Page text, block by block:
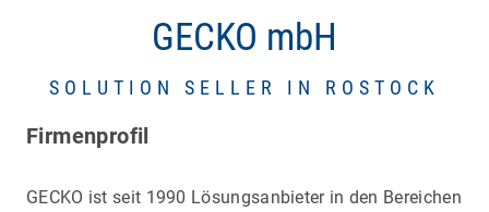
GECKO mbH
SOLUTION SELLER IN ROSTOCK
Firmenprofil
GECKO ist seit 1990 Lösungsanbieter in den Bereichen